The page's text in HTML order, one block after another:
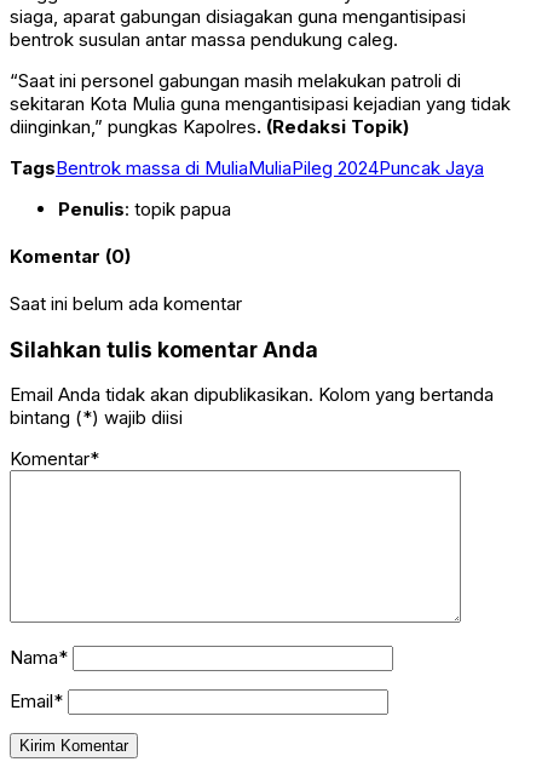
siaga, aparat gabungan disiagakan guna mengantisipasi
bentrok susulan antar massa pendukung caleg.
“Saat ini personel gabungan masih melakukan patroli di
sekitaran Kota Mulia guna mengantisipasi kejadian yang tidak
diinginkan,” pungkas Kapolres. (Redaksi Topik)
TagsBentrok massa di MuliaMuliaPileg 2024Puncak Jaya
Penulis: topik papua
Komentar (0)
Saat ini belum ada komentar
Silahkan tulis komentar Anda
Email Anda tidak akan dipublikasikan. Kolom yang bertanda
bintang (*) wajib diisi
Komentar*
Nama*
Email*